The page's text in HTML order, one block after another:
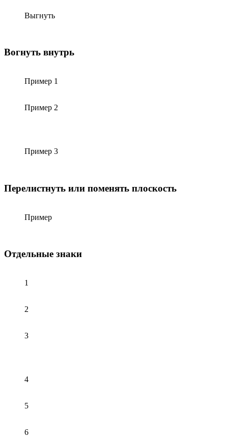
Выгнуть
Вогнуть внутрь
Пример 1
Пример 2
Пример 3
Перелистнуть или поменять плоскость
Пример
Отдельные знаки
1
2
3
4
5
6